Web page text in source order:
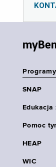
Programy
SNAP
Pomoc
HEAP
WIC